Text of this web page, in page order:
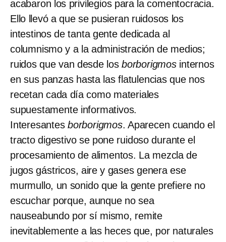
acabaron los privilegios para la comentocracia.
Ello llevó a que se pusieran ruidosos los
intestinos de tanta gente dedicada al
columnismo y a la administración de medios;
ruidos que van desde losborborigmosinternos
en sus panzas hasta las flatulencias que nos
recetan cada día como materiales
supuestamente informativos.
Interesantes borborigmos. Aparecen cuando el
tracto digestivo se pone ruidoso durante el
procesamiento de alimentos. La mezcla de
jugos gástricos, aire y gases genera ese
murmullo, un sonido que la gente prefiere no
escuchar porque, aunque no sea
nauseabundo por sí mismo, remite
inevitablemente a las heces que, por naturales